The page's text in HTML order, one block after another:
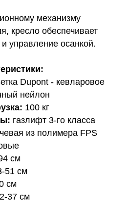
механизму
кресло обеспечивает
управление осанкой.
Dupont - кевларовое
нейлон
100 кг
газлифт 3-го класса
из полимера FPS
см
51 см
см
37 см